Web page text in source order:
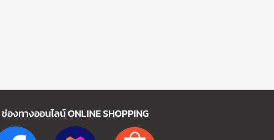
ช่องทางออนไลน์ONLINE SHOPPING